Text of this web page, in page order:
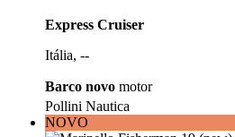
Express Cruiser
Itália, --
Barco novo motor
Pollini Nautica
NOVO